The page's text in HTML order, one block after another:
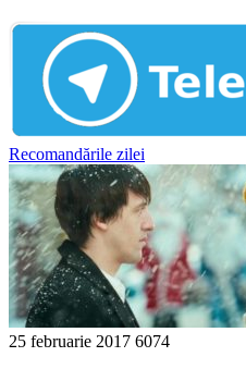
Recomandările zilei
25 februarie 2017 6074